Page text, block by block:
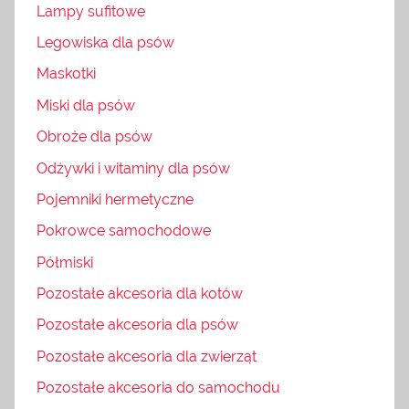
Lampy sufitowe
Legowiska dla psów
Maskotki
Miski dla psów
Obroże dla psów
Odżywki i witaminy dla psów
Pojemniki hermetyczne
Pokrowce samochodowe
Półmiski
Pozostałe akcesoria dla kotów
Pozostałe akcesoria dla psów
Pozostałe akcesoria dla zwierząt
Pozostałe akcesoria do samochodu